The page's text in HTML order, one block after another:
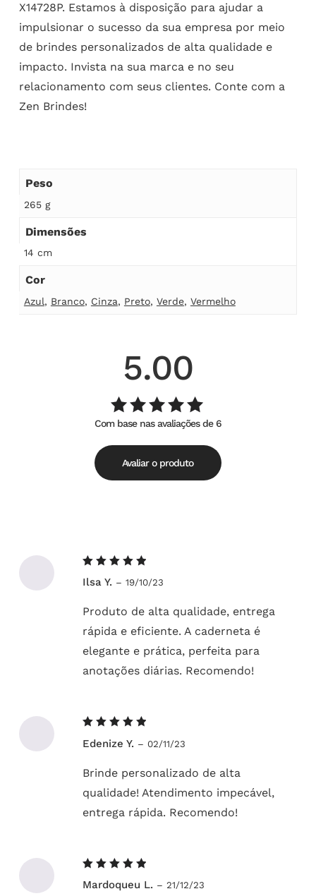
X14728P. Estamos à disposição para ajudar a
impulsionar o sucesso da sua empresa por meio
de brindes personalizados de alta qualidade e
impacto. Invista na sua marca e no seu
relacionamento com seus clientes. Conte com a
Zen Brindes!
Peso
265 g
Dimensões
14 cm
Cor
Azul, Branco, Cinza, Preto, Verde, Vermelho
5.00
Avaliação
5.00de
5
Com base nas avaliações de 6
Avaliar o produto
5de 5
Ilsa Y. – 19/10/23
Produto de alta qualidade, entrega
rápida e eficiente. A caderneta é
elegante e prática, perfeita para
anotações diárias. Recomendo!
5de 5
Edenize Y. – 02/11/23
Brinde personalizado de alta
qualidade! Atendimento impecável,
entrega rápida. Recomendo!
5de 5
Mardoqueu L. – 21/12/23